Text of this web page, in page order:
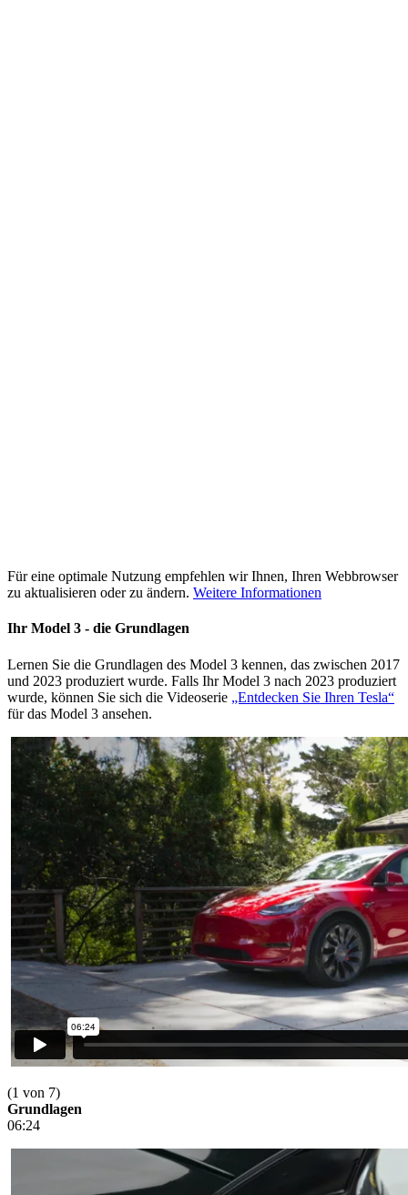
Für eine optimale Nutzung empfehlen wir Ihnen, Ihren Webbrowser
zu aktualisieren oder zu ändern. Weitere Informationen
Ihr Model 3 - die Grundlagen
Lernen Sie die Grundlagen des Model 3 kennen, das zwischen 2017
und 2023 produziert wurde. Falls Ihr Model 3 nach 2023 produziert
wurde, können Sie sich die Videoserie „Entdecken Sie Ihren Tesla“
für das Model 3 ansehen.
(1 von 7)
Grundlagen
06:24